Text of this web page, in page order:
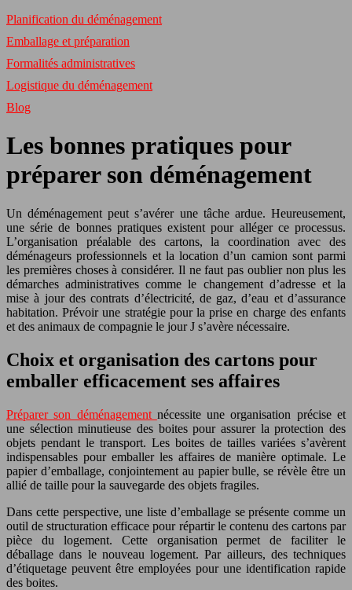
Planification du déménagement
Emballage et préparation
Formalités administratives
Logistique du déménagement
Blog
Les bonnes pratiques pour
préparer son déménagement
Un déménagement peut s’avérer une tâche ardue. Heureusement,
une série de bonnes pratiques existent pour alléger ce processus.
L’organisation préalable des cartons, la coordination avec des
déménageurs professionnels et la location d’un camion sont parmi
les premières choses à considérer. Il ne faut pas oublier non plus les
démarches administratives comme le changement d’adresse et la
mise à jour des contrats d’électricité, de gaz, d’eau et d’assurance
habitation. Prévoir une stratégie pour la prise en charge des enfants
et des animaux de compagnie le jour J s’avère nécessaire.
Choix et organisation des cartons pour
emballer efficacement ses affaires
Préparer son déménagement nécessite une organisation précise et
une sélection minutieuse des boites pour assurer la protection des
objets pendant le transport. Les boites de tailles variées s’avèrent
indispensables pour emballer les affaires de manière optimale. Le
papier d’emballage, conjointement au papier bulle, se révèle être un
allié de taille pour la sauvegarde des objets fragiles.
Dans cette perspective, une liste d’emballage se présente comme un
outil de structuration efficace pour répartir le contenu des cartons par
pièce du logement. Cette organisation permet de faciliter le
déballage dans le nouveau logement. Par ailleurs, des techniques
d’étiquetage peuvent être employées pour une identification rapide
des boites.